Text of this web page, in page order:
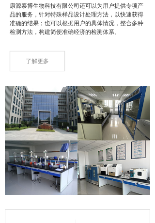
康源泰博生物科技有限公司还可以为用户提供专项产
品的服务，针对特殊样品设计处理方法，以快速获得
准确的结果；也可以根据用户的具体情况，整合多种
检测方法，构建简便准确经济的检测体系。
了解更多